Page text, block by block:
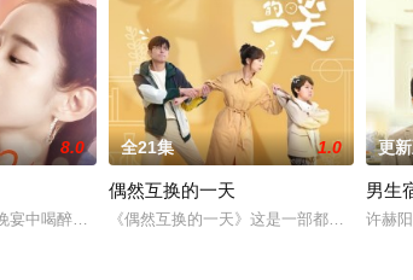
疯子 饰）在单身三年后突然宣布恋 爱，他的新女友章小
8.0
宴中喝醉后不小心走错了房间，意外认识了影帝欧天擎。
全21集 1.0
偶然互换的一天
《偶然互换的一天》这是一部都市青春爱
更
男生
许赫